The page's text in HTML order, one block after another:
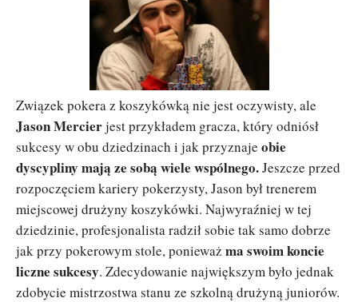
Związek pokera z koszykówką nie jest oczywisty, ale
Jason Mercierjest przykładem gracza, który odniósł
sukcesy w obu dziedzinach i jak przyznaje obie
dyscypliny mają ze sobą wiele wspólnego.Jeszcze przed
rozpoczęciem kariery pokerzysty, Jason był trenerem
miejscowej drużyny koszykówki. Najwyraźniej w tej
dziedzinie, profesjonalista radził sobie tak samo dobrze
jak przy pokerowym stole, ponieważ ma swoim koncie
liczne sukcesy. Zdecydowanie największym było jednak
zdobycie mistrzostwa stanu ze szkolną drużyną juniorów.